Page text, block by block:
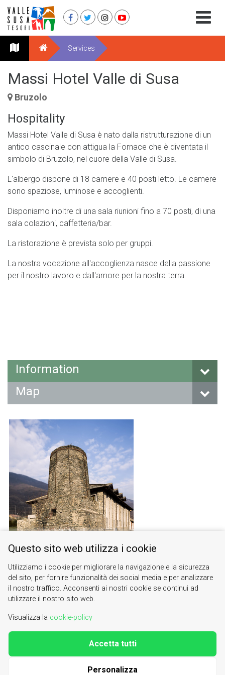
Services
Massi Hotel Valle di Susa
Bruzolo
Hospitality
Massi Hotel Valle di Susa è nato dalla ristrutturazione di un
antico cascinale con attigua la Fornace che è diventata il
simbolo di Bruzolo, nel cuore della Valle di Susa.
L'albergo dispone di 18 camere e 40 posti letto. Le camere
sono spaziose, luminose e accoglienti.
Disponiamo inoltre di una sala riunioni fino a 70 posti, di una
sala colazioni, caffetteria/bar.
La ristorazione è prevista solo per gruppi.
La nostra vocazione all'accoglienza nasce dalla passione
per il nostro lavoro e dall'amore per la nostra terra.
Information
Map
Valle di Susa. Tesori di Arte e Cultura Alpina
Contacts|About us
info@vallesusa-tesori.it| phone 0122622640
Questo sito web utilizza i cookie
Utilizziamo i cookie per migliorare la navigazione e la sicurezza
del sito, per fornire funzionalità dei social media e per analizzare
il nostro traffico. Acconsenti ai nostri cookie se continui ad
utilizzare il nostro sito web.
Visualizza la cookie-policy
Personalizza
Accetta tutti